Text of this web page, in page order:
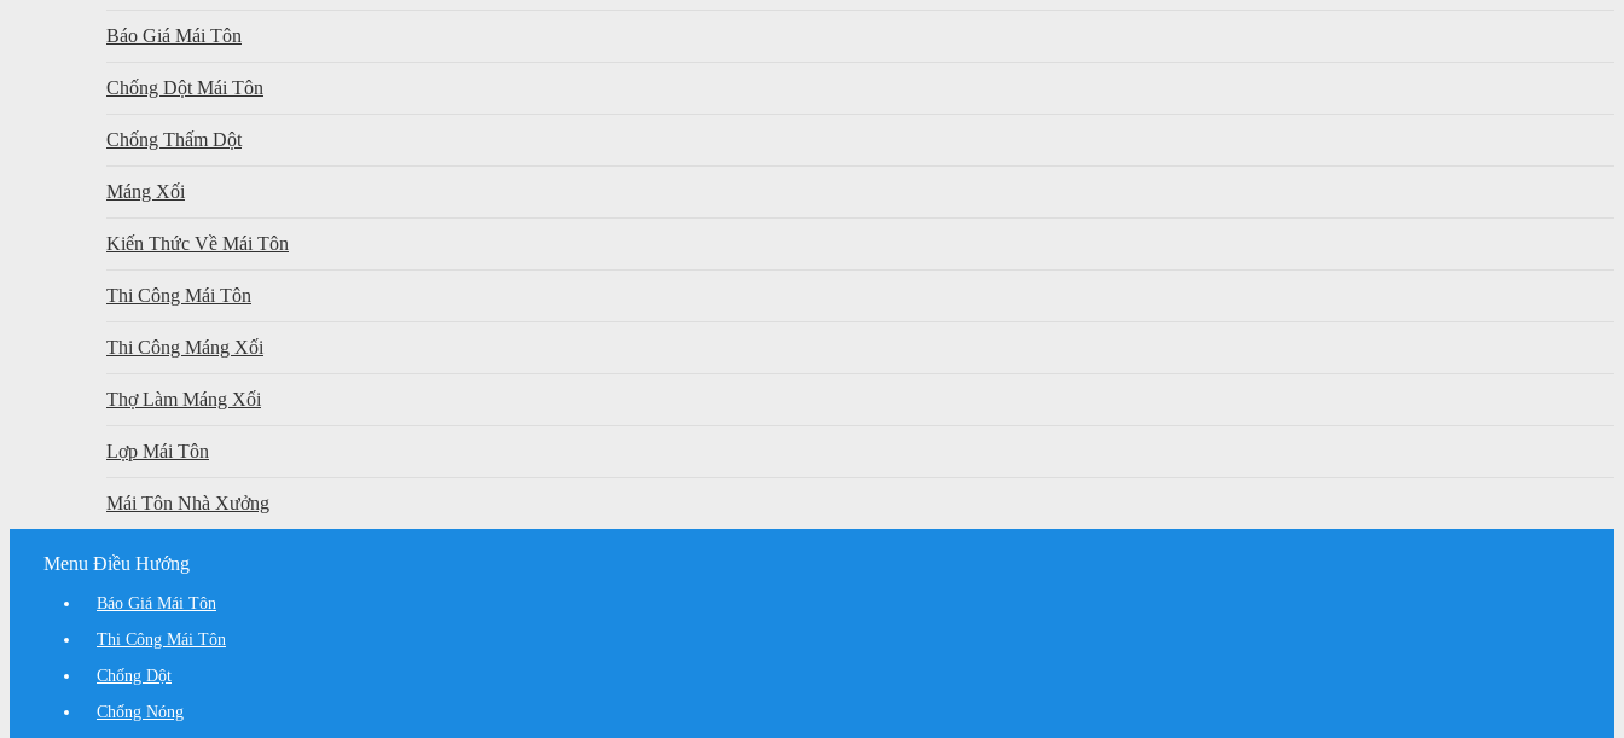
Báo Giá Mái Tôn
Chống Dột Mái Tôn
Chống Thấm Dột
Máng Xối
Kiến Thức Về Mái Tôn
Thi Công Mái Tôn
Thi Công Máng Xối
Thợ Làm Máng Xối
Lợp Mái Tôn
Mái Tôn Nhà Xưởng
Menu Điều Hướng
Báo Giá Mái Tôn
Thi Công Mái Tôn
Chống Dột
Chống Nóng